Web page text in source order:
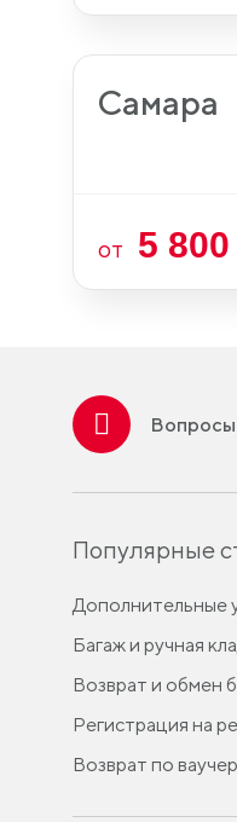
Самара
от 5
Вопросы
Популярные
Дополнительные
Багаж и ручная
Возврат и обмен
Регистрация на
Возврат по